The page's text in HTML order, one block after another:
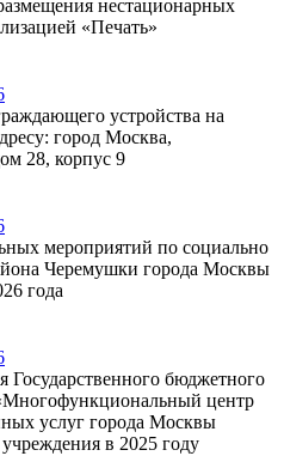
нестационарных
«Печать»
устройства на
город Москва,
28, корпус 9
мероприятий по социально
Черемушки города Москвы
года
бюджетного
центр
услуг города Москвы
в 2025 году